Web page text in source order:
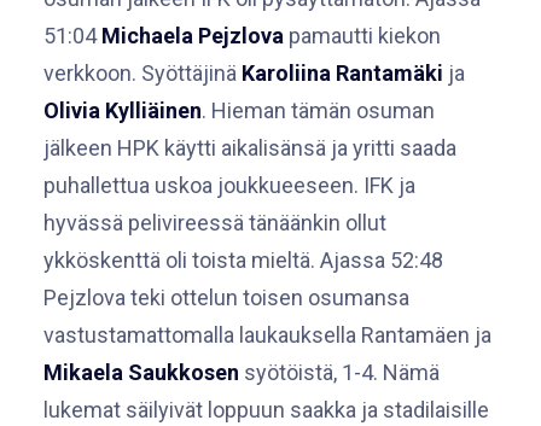
51:04Michaela Pejzlova pamautti kiekon
verkkoon. Syöttäjinä Karoliina Rantamäki ja
Olivia Kylliäinen. Hieman tämän osuman
jälkeen HPK käytti aikalisänsä ja yritti saada
puhallettua uskoa joukkueeseen. IFK ja
hyvässä pelivireessä tänäänkin ollut
ykköskenttä oli toista mieltä. Ajassa 52:48
Pejzlova teki ottelun toisen osumansa
vastustamattomalla laukauksella Rantamäen ja
Mikaela Saukkosen syötöistä, 1-4. Nämä
lukemat säilyivät loppuun saakka ja stadilaisille